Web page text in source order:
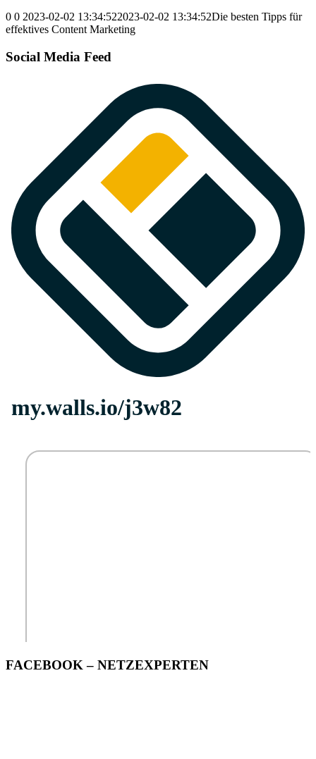
0 0 2023-02-02 13:34:522023-02-02 13:34:52Die besten Tipps für
effektives Content Marketing
Social Media Feed
FACEBOOK – NETZEXPERTEN